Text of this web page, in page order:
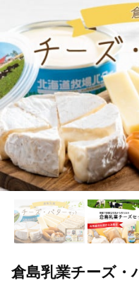
倉島乳業チーズ・